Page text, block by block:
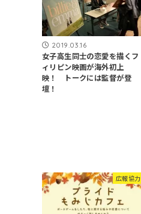
2019.03.16
女子高生同士の恋愛を描くフ
ィリピン映画が海外初上
映！ トークには監督が登
壇！
広報協力